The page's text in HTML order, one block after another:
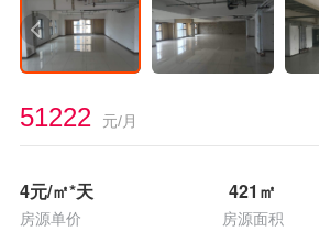
51222 元/月
4元/㎡*天
房源单价
421 ㎡
房源面积